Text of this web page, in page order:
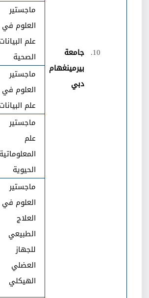
جامعة
بيرمينغهام
دبي
ماجستير
العلوم في
علم البيانات
الصحية
ماجستير
العلوم في
علم البيانات
ماجستير
علم
المعلوماتية
الحيوية
ماجستير
العلوم في
العلاج
الطبيعي
للجهاز
العضلي
الهيكلي